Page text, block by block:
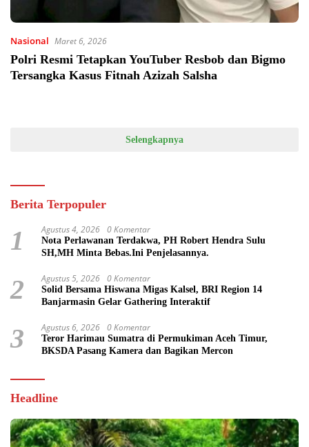
Nasional Maret 6, 2026
Polri Resmi Tetapkan YouTuber Resbob dan Bigmo
Tersangka Kasus Fitnah Azizah Salsha
Selengkapnya
Berita Terpopuler
1 Agustus 4, 2026 0 Komentar
Nota Perlawanan Terdakwa, PH Robert Hendra Sulu
SH,MH Minta Bebas.Ini Penjelasannya.
2 Agustus 5, 2026 0 Komentar
Solid Bersama Hiswana Migas Kalsel, BRI Region 14
Banjarmasin Gelar Gathering Interaktif
3 Agustus 6, 2026 0 Komentar
Teror Harimau Sumatra di Permukiman Aceh Timur,
BKSDA Pasang Kamera dan Bagikan Mercon
Headline